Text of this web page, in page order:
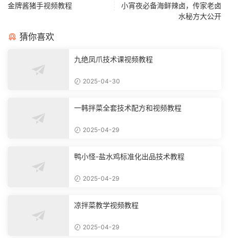
金牌酱猪手视频教程
小宵夜必备海鲜辣卤，传家老卤
水秘方大公开
猜你喜欢
九绝凤爪技术课视频教程
2025-04-30
一韩拌菜全套技术配方和视频教程
2025-04-29
鸭小怪-盐水鸡标准化出品技术教程
2025-04-29
凉拌菜教学视频教程
2025-04-29